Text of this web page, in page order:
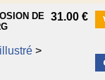
DE
>
31.00 €